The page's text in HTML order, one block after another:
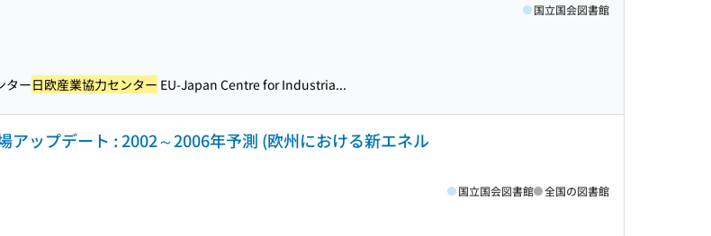
国立国会図書館
ター日欧産業協力センター EU-Japan Centre for Industria...
アップデート : 2002～2006年予測 (欧州における新エネル
国立国会図書館 全国の図書館